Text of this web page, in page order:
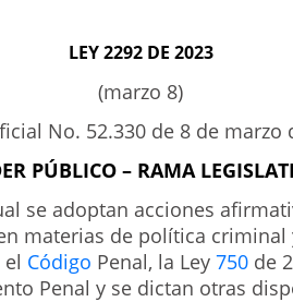
LEY 2292 DE 2023
(marzo 8)
No. 52.330 de 8 de marzo
PÚBLICO – RAMA
se adoptan acciones
materias de política
Código Penal, la Ley 750 de
Penal y se dictan otras